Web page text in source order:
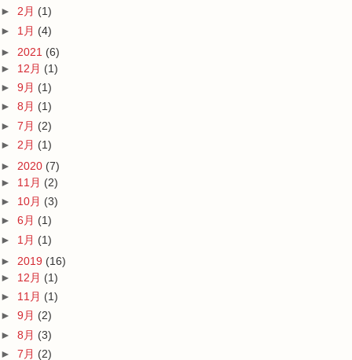
► 2月 (1)
► 1月 (4)
► 2021 (6)
► 12月 (1)
► 9月 (1)
► 8月 (1)
► 7月 (2)
► 2月 (1)
► 2020 (7)
► 11月 (2)
► 10月 (3)
► 6月 (1)
► 1月 (1)
► 2019 (16)
► 12月 (1)
► 11月 (1)
► 9月 (2)
► 8月 (3)
► 7月 (2)